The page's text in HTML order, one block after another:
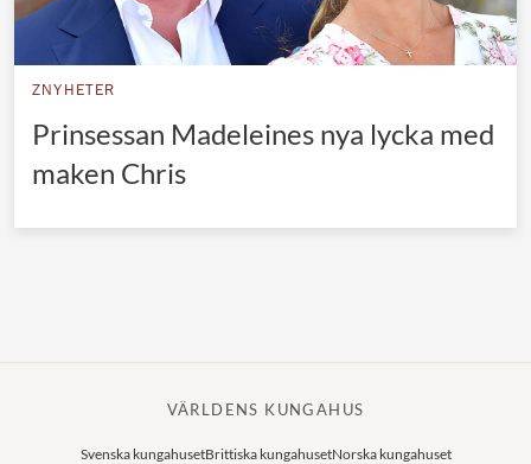
ZNYHETER
Prinsessan Madeleines nya lycka med
maken Chris
VÄRLDENS KUNGAHUS
Svenska kungahusetBrittiska kungahusetNorska kungahuset